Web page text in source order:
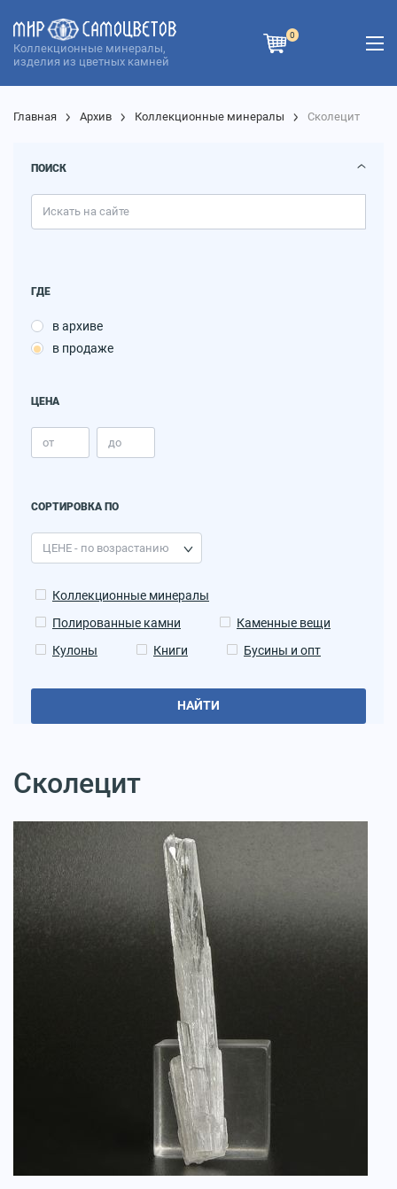
Коллекционные минералы,
изделия из цветных камней
0
Главная Архив Коллекционные минералы Сколецит
ПОИСК
ГДЕ
в архиве
в продаже
ЦЕНА
СОРТИРОВКА ПО
Коллекционные минералы
Полированные камни
Каменные вещи
Кулоны
Книги Бусины и опт
НАЙТИ
Сколецит